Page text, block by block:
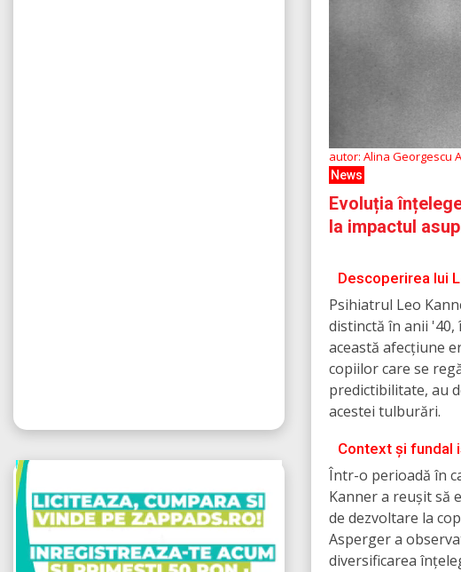
autor: Alina Georgescu
News
Evoluția
la impactul
Descoperirea lui
Psihiatrul Leo
distinctă în anii '40,
această afecțiune
copiilor care se
predictibilitate, au
acestei tulburări.
Context și fundal
Într-o perioadă în
Kanner a reușit să
de dezvoltare la
Asperger a
diversificarea